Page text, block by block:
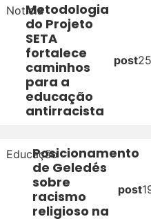
NotíciaMetodologia
do Projeto
SETA
fortalece
caminhos
para a
educação
antirracista
post
EducaçãoPosicionamento
de Geledés
sobre
racismo
religioso na
post